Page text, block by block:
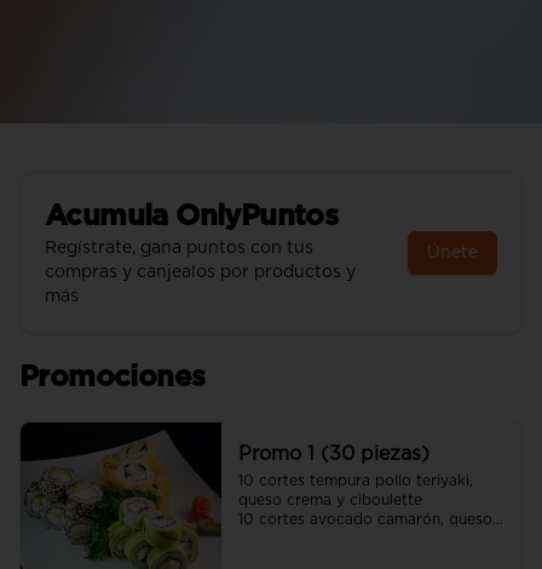
Acumula OnlyPuntos
Regístrate, gana puntos con tus
compras y canjealos por productos y
más
Únete
Promociones
Promo 1 (30 piezas)
10 cortes tempura pollo teriyaki,
queso crema y ciboulette
10 cortes avocado camarón, queso